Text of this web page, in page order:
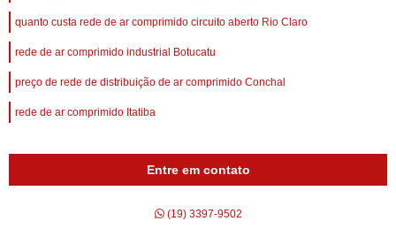
quanto custa rede de ar comprimido circuito aberto Rio Claro
rede de ar comprimido industrial Botucatu
preço de rede de distribuição de ar comprimido Conchal
rede de ar comprimido Itatiba
Entre em contato
(19) 3397-9502